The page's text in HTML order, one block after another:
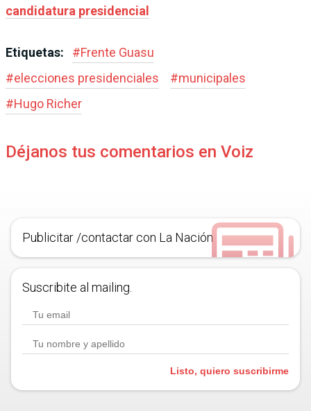
candidatura presidencial
Etiquetas: #Frente Guasu
#elecciones presidenciales #municipales
#Hugo Richer
Déjanos tus comentarios en Voiz
Publicitar /contactar con La Nación
Suscribite al mailing.
Listo, quiero suscribirme